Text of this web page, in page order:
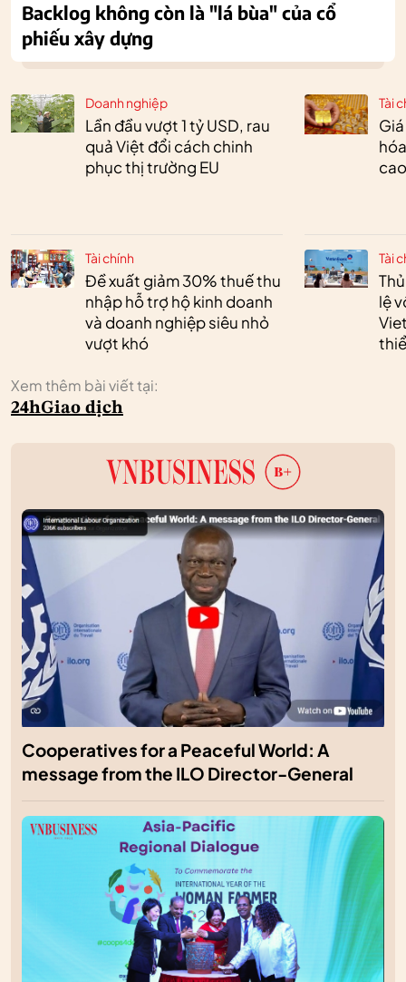
Doanh nghiệp
Lần đầu vượt 1 tỷ USD, rau
quả Việt đổi cách chinh
phục thị trường EU
Tài chính
Đề xuất giảm 30% thuế thu
nhập hỗ trợ hộ kinh doanh
và doanh nghiệp siêu nhỏ
vượt khó
Tài
Tài
lệ
Xem thêm bài viết tại:
24hGiao dịch
Backlog không còn là "lá bùa" của cổ
phiếu xây dựng
Cooperatives for a Peaceful World: A
message from the ILO Director-General